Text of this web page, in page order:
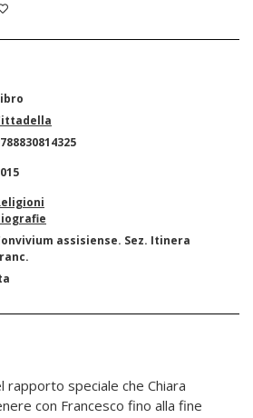
assisiense. Sez. Itinera
rapporto speciale che Chiara
con Francesco fino alla fine